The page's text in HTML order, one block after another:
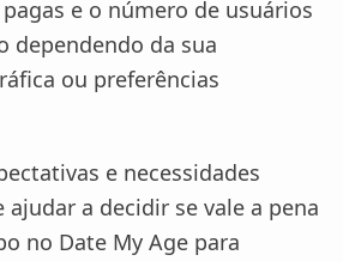
e o número de usuários
dependendo da sua
ou preferências
e necessidades
a decidir se vale a pena
no Date My Age para